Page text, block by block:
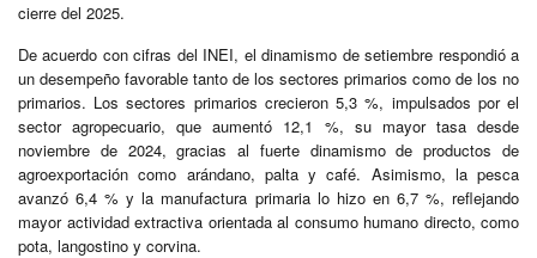
cierre del 2025.
De acuerdo con cifras del INEI, el dinamismo de setiembre respondió a
un desempeño favorable tanto de los sectores primarios como de los no
primarios. Los sectores primarios crecieron 5,3 %, impulsados por el
sector agropecuario, que aumentó 12,1 %, su mayor tasa desde
noviembre de 2024, gracias al fuerte dinamismo de productos de
agroexportación como arándano, palta y café. Asimismo, la pesca
avanzó 6,4 % y la manufactura primaria lo hizo en 6,7 %, reflejando
mayor actividad extractiva orientada al consumo humano directo, como
pota, langostino y corvina.